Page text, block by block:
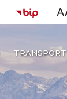
TRANSPORT